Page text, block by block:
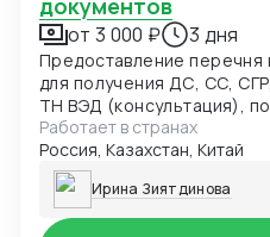
документов
от 3 000 ₽ 3 дня
Предоставление перечня
для получения ДС, СС, СГР, СТ-1 и др. , подбор кода
ТН ВЭД (консультация),
лабораторий, подача
Разработка нормативно-
документации: ТУ, ПС, РЭ,
ДС, СС, СГР и т.д.(от
Работает в странах
Россия, Казахстан, Китай
Ирина Зиятдинова